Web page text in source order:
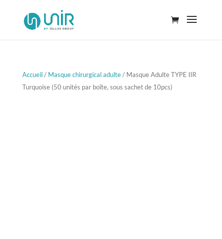
Accueil/ Masque chirurgical adulte/ Masque Adulte TYPE IIR
Turquoise (50 unités par boîte, sous sachet de 10pcs)